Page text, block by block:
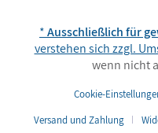
*Ausschließlich für
verstehen sich zzgl.
wenn nicht
Cookie-
Versand und Zahlung